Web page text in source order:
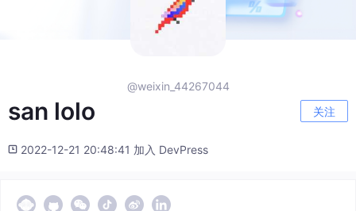
@weixin_44267044
san lolo 关注
2022-12-21 20:48:41 加入 DevPress